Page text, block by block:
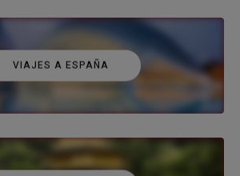
VIAJES A ESPAÑA